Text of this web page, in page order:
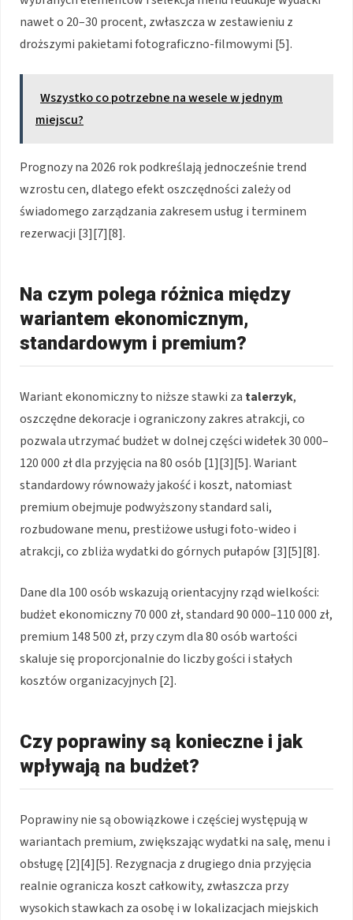
nawet o 20–30 procent, zwłaszcza w zestawieniu z
droższymi pakietami fotograficzno-filmowymi [5].
Wszystko co potrzebne na wesele w jednym
miejscu?
Prognozy na 2026 rok podkreślają jednocześnie trend
wzrostu cen, dlatego efekt oszczędności zależy od
świadomego zarządzania zakresem usług i terminem
rezerwacji [3][7][8].
Na czym polega różnica między
wariantem ekonomicznym,
standardowym i premium?
Wariant ekonomiczny to niższe stawki za talerzyk,
oszczędne dekoracje i ograniczony zakres atrakcji, co
pozwala utrzymać budżet w dolnej części widełek 30 000–
120 000 zł dla przyjęcia na 80 osób [1][3][5]. Wariant
standardowy równoważy jakość i koszt, natomiast
premium obejmuje podwyższony standard sali,
rozbudowane menu, prestiżowe usługi foto-wideo i
atrakcji, co zbliża wydatki do górnych pułapów [3][5][8].
Dane dla 100 osób wskazują orientacyjny rząd wielkości:
budżet ekonomiczny 70 000 zł, standard 90 000–110 000 zł,
premium 148 500 zł, przy czym dla 80 osób wartości
skaluje się proporcjonalnie do liczby gości i stałych
kosztów organizacyjnych [2].
Czy poprawiny są konieczne i jak
wpływają na budżet?
Poprawiny nie są obowiązkowe i częściej występują w
wariantach premium, zwiększając wydatki na salę, menu i
obsługę [2][4][5]. Rezygnacja z drugiego dnia przyjęcia
realnie ogranicza koszt całkowity, zwłaszcza przy
wysokich stawkach za osobę i w lokalizacjach miejskich